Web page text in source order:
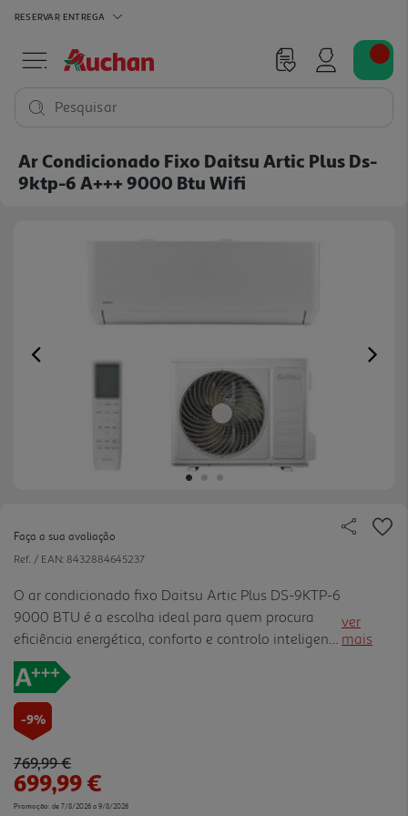
RESERVAR ENTREGA
Pesquisar
Ar Condicionado Fixo Daitsu Artic Plus Ds-
9ktp-6 A+++ 9000 Btu Wifi
Previous
Faça a sua avaliação
Ref. / EAN: 8432884645237
O ar condicionado fixo Daitsu Artic Plus DS-9KTP-6
9000 BTU é a escolha ideal para quem procura
eficiência energética, conforto e controlo inteligente
da climatização em casa. Com classe energética
A+++ em frio e calor, tecnologia Inverter e
refrigerante R32, ajuda a climatizar a divisão com
elevado desempenho e maior poupança de energia.
distância através da app Smart Life, tornando a
utilização mais simples e prática. Pensado para um
ver
mais
-9%
Price reduced from
769,99 €to
699,99 €
Promoção: de 7/8/2026 a 9/8/2026